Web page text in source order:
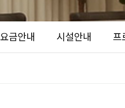
요금안내 시설안내 프